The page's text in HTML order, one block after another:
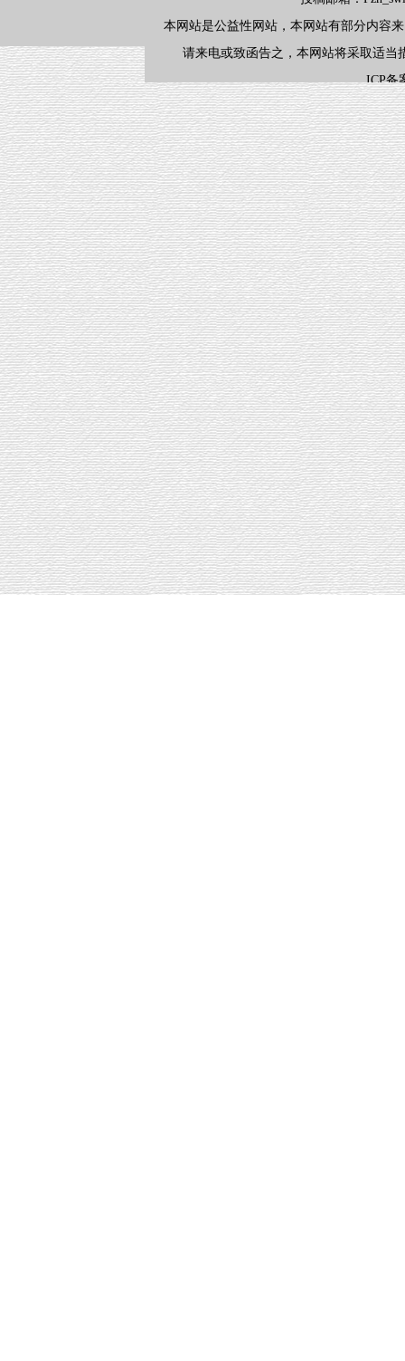
本网站是公益性网站，本网站有部分内容
请来电或致函告之，本网站将采取适当
ICP备